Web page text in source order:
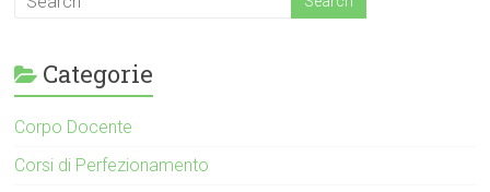
Categorie
Corpo Docente
Corsi di Perfezionamento